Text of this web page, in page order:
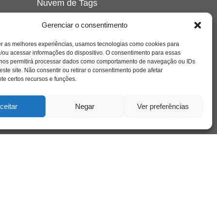
Gerenciar o consentimento
as melhores experiências, usamos tecnologias como cookies para
ou acessar informações do dispositivo. O consentimento para essas
permitirá processar dados como comportamento de navegação ou IDs
site. Não consentir ou retirar o consentimento pode afetar
certos recursos e funções.
Negar Ver preferências
Nuvem de Tags
crianca cuidado cultura depressao
educação família filme
freud infância insight jung liberdade livro
loucura luto maternidade
psicologia relato